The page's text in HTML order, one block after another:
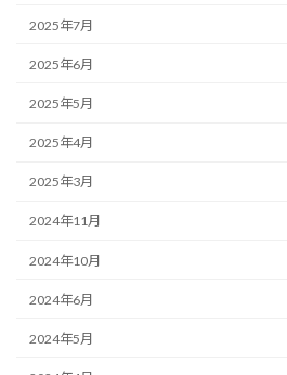
2025年7月
2025年6月
2025年5月
2025年4月
2025年3月
2024年11月
2024年10月
2024年6月
2024年5月